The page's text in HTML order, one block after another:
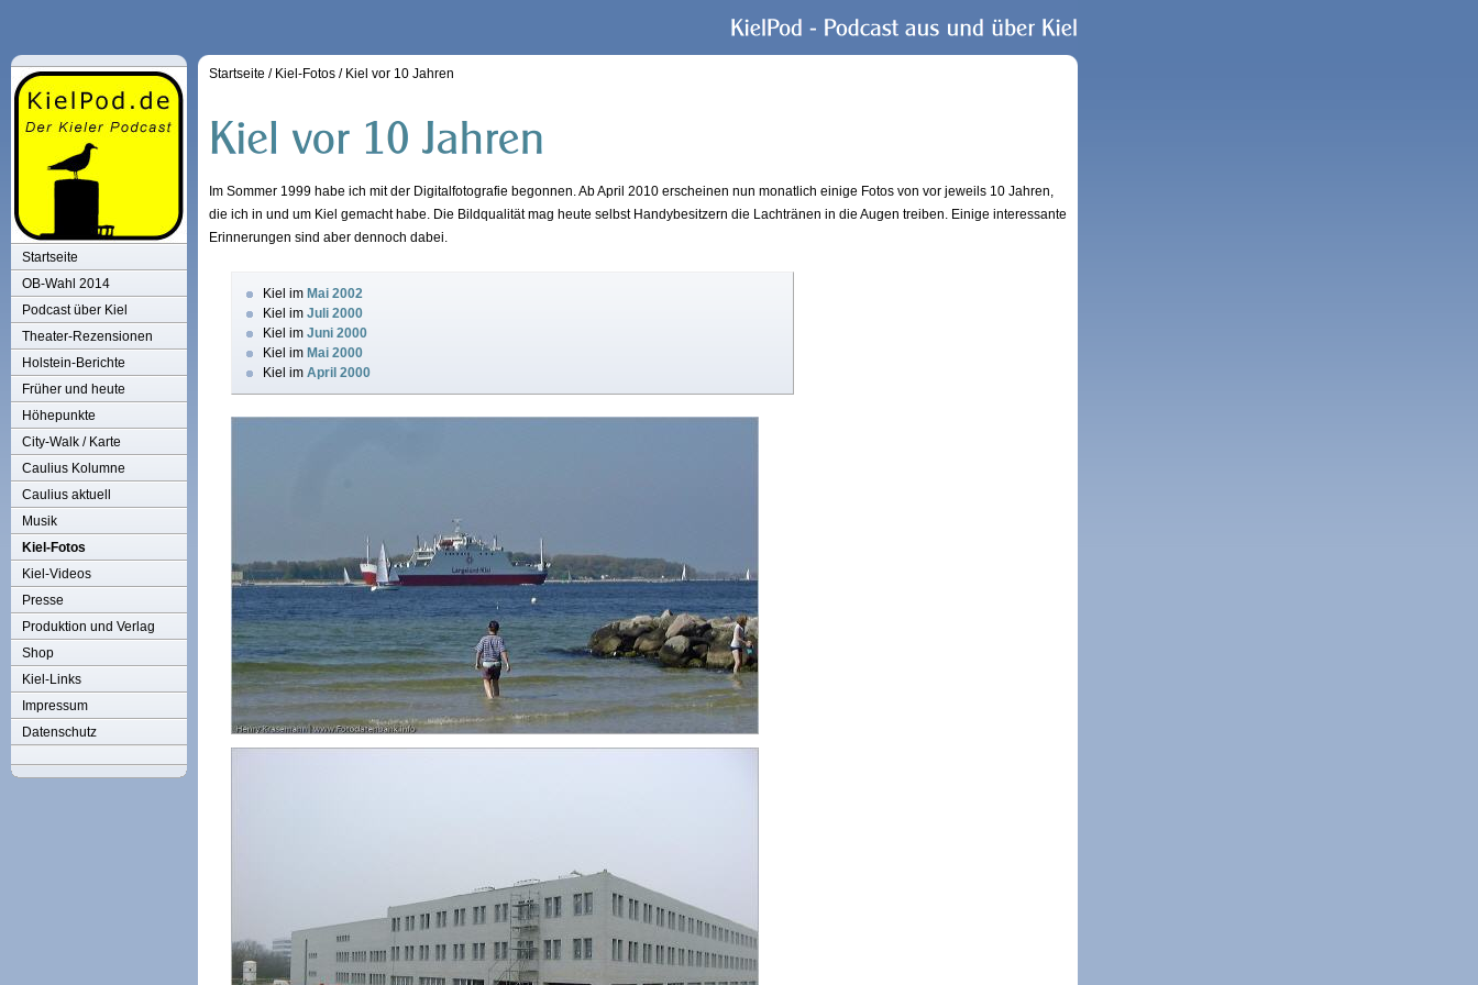
Startseite
OB-Wahl 2014
Podcast über Kiel
Theater-Rezensionen
Holstein-Berichte
Früher und heute
Höhepunkte
City-Walk / Karte
Caulius Kolumne
Caulius aktuell
Musik
Kiel-Fotos
Kiel-Videos
Presse
Produktion und Verlag
Shop
Kiel-Links
Impressum
Datenschutz
Startseite / Kiel-Fotos / Kiel vor 10 Jahren
Im Sommer 1999 habe ich mit der Digitalfotografie begonnen. Ab April 2010 erscheinen nun monatlich einige Fotos von vor jeweils 10 Jahren,
die ich in und um Kiel gemacht habe. Die Bildqualität mag heute selbst Handybesitzern die Lachtränen in die Augen treiben. Einige interessante
Erinnerungen sind aber dennoch dabei.
Kiel im Mai 2002
Kiel im Juli 2000
Kiel im Juni 2000
Kiel im Mai 2000
Kiel im April 2000